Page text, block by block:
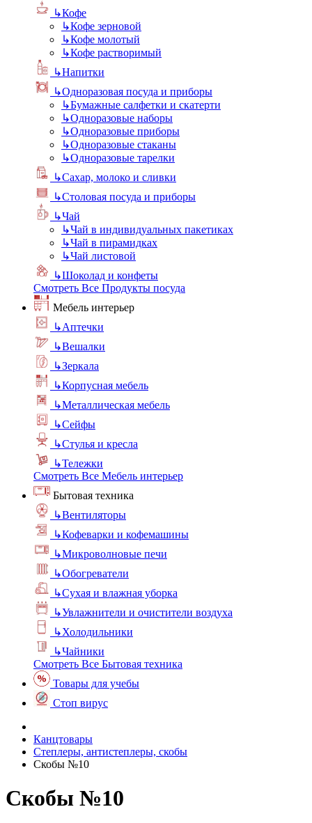
↳Кофе
↳Кофе зерновой
↳Кофе молотый
↳Кофе растворимый
↳Напитки
↳Одноразовая посуда и приборы
↳Бумажные салфетки и скатерти
↳Одноразовые наборы
↳Одноразовые приборы
↳Одноразовые стаканы
↳Одноразовые тарелки
↳Сахар, молоко и сливки
↳Столовая посуда и приборы
↳Чай
↳Чай в индивидуальных пакетиках
↳Чай в пирамидках
↳Чай листовой
↳Шоколад и конфеты
Смотреть Все Продукты посуда
Мебель интерьер
↳Аптечки
↳Вешалки
↳Зеркала
↳Корпусная мебель
↳Металлическая мебель
↳Сейфы
↳Стулья и кресла
↳Тележки
Смотреть Все Мебель интерьер
Бытовая техника
↳Вентиляторы
↳Кофеварки и кофемашины
↳Микроволновые печи
↳Обогреватели
↳Сухая и влажная уборка
↳Увлажнители и очистители воздуха
↳Холодильники
↳Чайники
Смотреть Все Бытовая техника
Товары для учебы
Стоп вирус
Канцтовары
Степлеры, антистеплеры, скобы
Скобы №10
Скобы №10